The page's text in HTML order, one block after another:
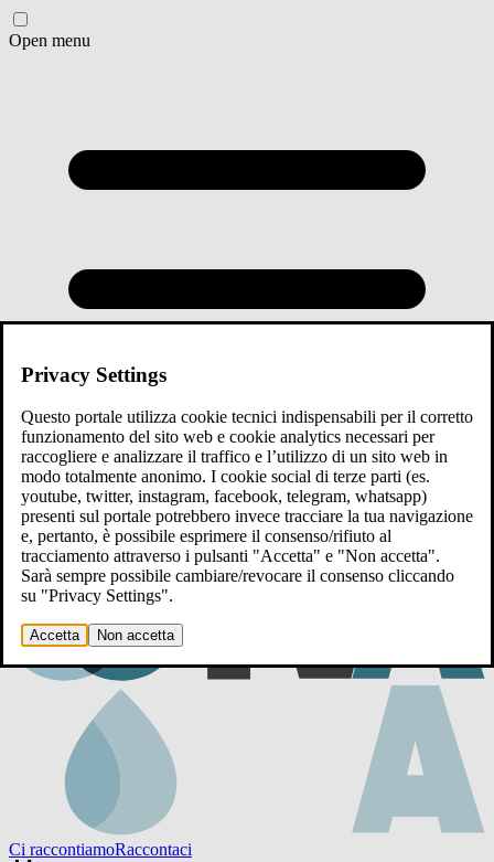
Open menu
Ci raccontiamoRaccontaci
Privacy Settings
Questo portale utilizza cookie tecnici indispensabili per il corretto
funzionamento del sito web e cookie analytics necessari per
raccogliere e analizzare il traffico e l’utilizzo di un sito web in
modo totalmente anonimo. I cookie social di terze parti (es.
youtube, twitter, instagram, facebook, telegram, whatsapp)
presenti sul portale potrebbero invece tracciare la tua navigazione
e, pertanto, è possibile esprimere il consenso/rifiuto al
tracciamento attraverso i pulsanti "Accetta" e "Non accetta".
Sarà sempre possibile cambiare/revocare il consenso cliccando
su "Privacy Settings".
Accetta Non accetta